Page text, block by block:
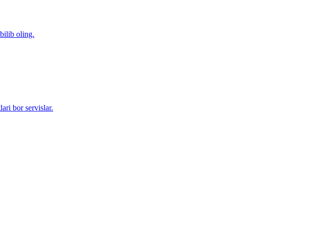
oling.
bor servislar.